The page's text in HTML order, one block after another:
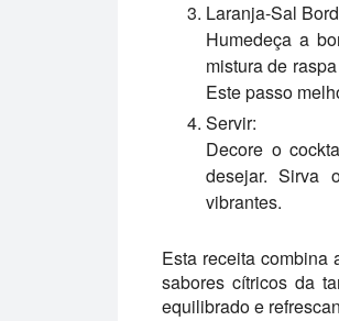
Laranja-Sal
Humedeça a
mistura de
Este passo
Servir:
Decore o
desejar. Sirva
vibrantes.
Esta receita combina
sabores cítricos da
equilibrado e